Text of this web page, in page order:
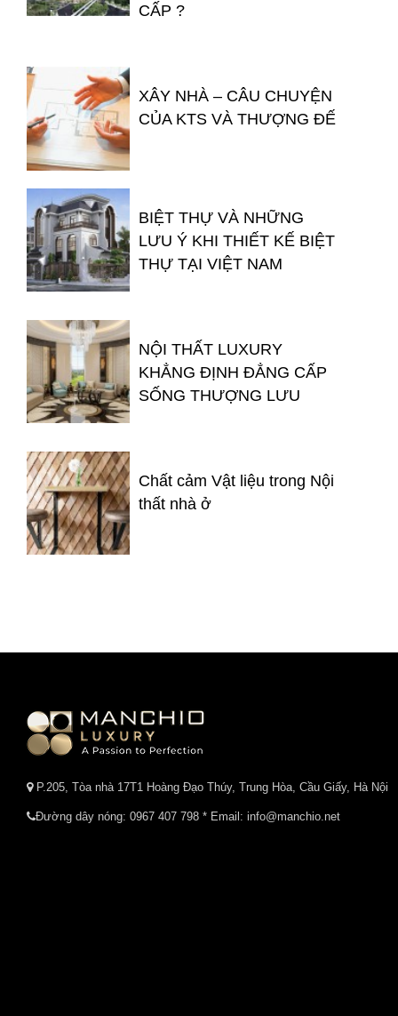
CẤP ?
XÂY NHÀ – CÂU CHUYỆN
CỦA KTS VÀ THƯỢNG ĐẾ
BIỆT THỰ VÀ NHỮNG
LƯU Ý KHI THIẾT KẾ BIỆT
THỰ TẠI VIỆT NAM
NỘI THẤT LUXURY
KHẲNG ĐỊNH ĐẲNG CẤP
SỐNG THƯỢNG LƯU
Chất cảm Vật liệu trong Nội
thất nhà ở
P.205, Tòa nhà 17T1 Hoàng Đạo Thúy, Trung Hòa, Cầu Giấy, Hà Nội
Đường dây nóng: 0967 407 798 * Email: info@manchio.net